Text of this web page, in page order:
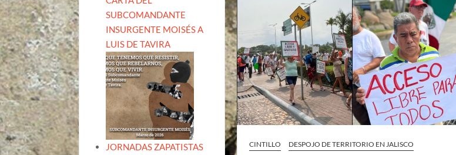
CINTILLO
DESPOJO DE TERRITORIO EN JALISCO
SUBCOMANDANTE
INSURGENTE MOISÉS A
LUIS DE TAVIRA
JORNADAS ZAPATISTAS